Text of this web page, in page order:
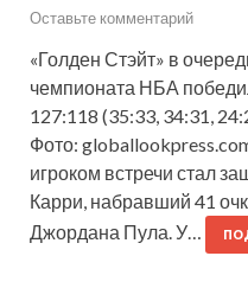
Оставьте комментарий
«Голден Стэйт» в
чемпионата НБА
127:118 (35:33, 34:31,
Фото:
игроком встречи стал
Карри, набравший 41
Джордана Пула. У…